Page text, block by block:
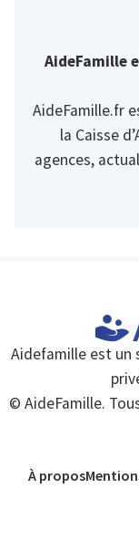
AideFamille
AideFamille.fr
la Caisse
agences,
Aidefamille est un
© AideFamille.
À propos